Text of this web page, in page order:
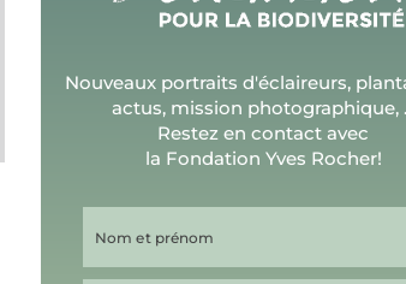
Nouveaux portraits d'éclaireurs,
actus, mission photographique,
Restez en contact avec
la Fondation Yves Rocher!